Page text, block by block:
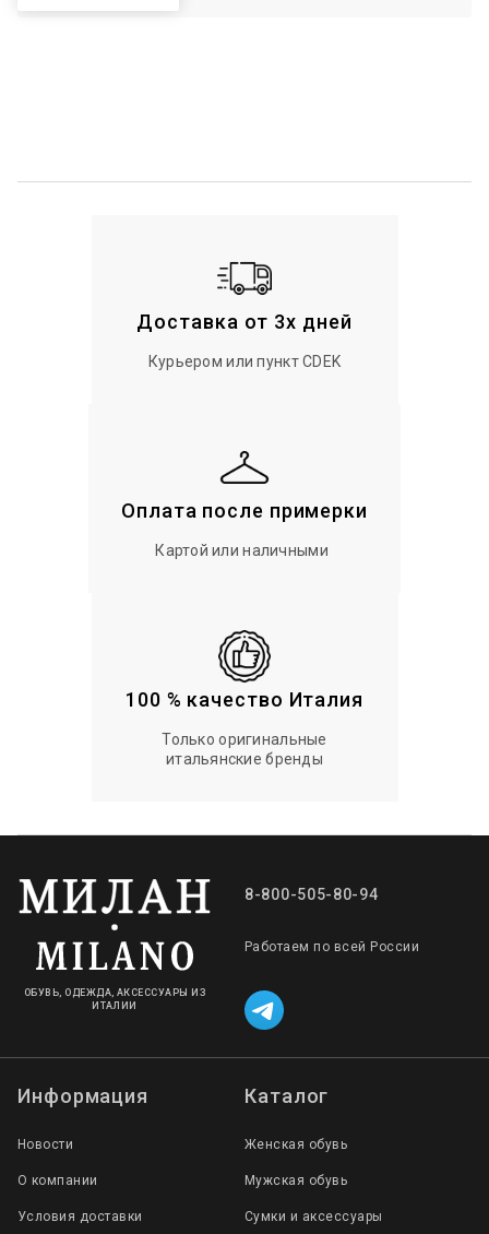
Доставка от 3х дней
Курьером или пункт CDEK
Оплата после примерки
Картой или наличными
100 % качество Италия
Только оригинальные
итальянские бренды
ОБУВЬ, ОДЕЖДА, АКСЕССУАРЫ ИЗ
ИТАЛИИ
8-800-505-80-94
Работаем по всей России
Информация
Новости
О компании
Условия доставки
Каталог
Женская обувь
Мужская обувь
Сумки и аксессуары